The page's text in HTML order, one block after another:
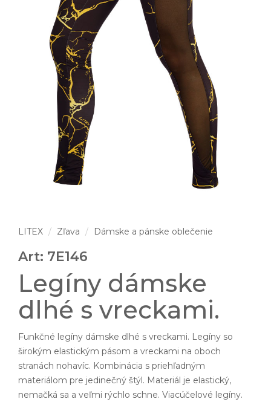
LITEX Zľava Dámske a pánske oblečenie
Art: 7E146
Legíny dámske
dlhé s vreckami.
Funkčné legíny dámske dlhé s vreckami. Legíny so
širokým elastickým pásom a vreckami na oboch
stranách nohavíc. Kombinácia s priehľadným
materiálom pre jedinečný štýl. Materiál je elastický,
nemačká sa a veľmi rýchlo schne. Viacúčelové legíny.